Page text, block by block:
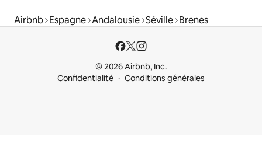
Airbnb Espagne Andalousie Séville Brenes
© 2026 Airbnb, Inc.
Confidentialité
Conditions générales